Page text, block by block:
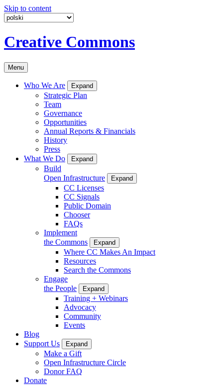
Skip to content
Creative Commons
Menu
Who We Are Expand
Strategic Plan
Team
Governance
Opportunities
Annual Reports & Financials
History
Press
What We Do
Expand
Build
Open Infrastructure
Expand
CC Licenses
CC Signals
Public Domain
Chooser
FAQs
Implement
the Commons
Expand
Where CC Makes An Impact
Resources
Search the Commons
Engage
the People
Expand
Training + Webinars
Advocacy
Community
Events
Blog
Support Us
Expand
Make a Gift
Open Infrastructure Circle
Donor FAQ
Donate